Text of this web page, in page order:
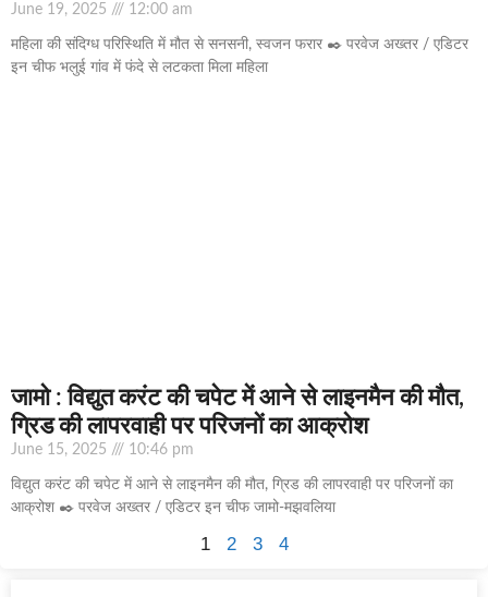
June 19, 2025 12:00 am
महिला की संदिग्ध परिस्थिति में मौत से सनसनी, स्वजन फरार ✒️ परवेज अख्तर / एडिटर
इन चीफ भलुई गांव में फंदे से लटकता मिला महिला
जामो : विद्युत करंट की चपेट में आने से लाइनमैन की मौत,
ग्रिड की लापरवाही पर परिजनों का आक्रोश
June 15, 2025 10:46 pm
विद्युत करंट की चपेट में आने से लाइनमैन की मौत, ग्रिड की लापरवाही पर परिजनों का
आक्रोश ✒️ परवेज अख्तर / एडिटर इन चीफ जामो-मझवलिया
1 2 3 4